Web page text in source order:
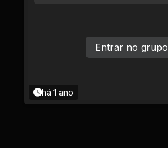
há 1 ano
Entrar no grupo